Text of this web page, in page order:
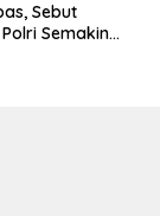
Sebut
Semakin